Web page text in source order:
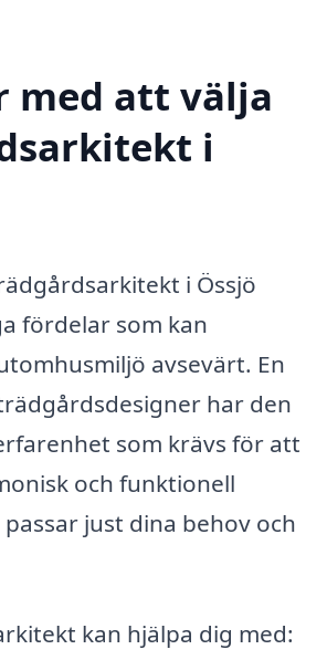
med att välja
i
i Össjö
fördelar som kan
avsevärt. En
har den
som krävs för att
och funktionell
just dina behov och
kan hjälpa dig med: